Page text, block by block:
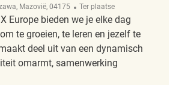
Mazovië, 04175 Afgelegen
Ter plaatse
Europe bieden we je elke dag
te groeien, te leren en jezelf te
deel uit van een dynamisch
omarmt, samenwerking